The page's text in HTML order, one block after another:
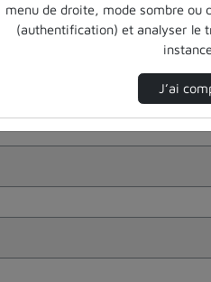
menu de droite, mode sombre ou
(authentification) et analyser le
J’ai